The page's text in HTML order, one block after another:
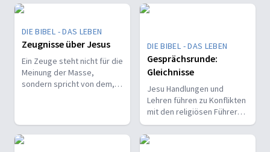
DIE BIBEL - DAS LEBEN
Zeugnisse über Jesus
Ein Zeuge steht nicht für die
Meinung der Masse,
sondern spricht von dem,
er damit der Mehrheit
DIE BIBEL - DAS LEBEN
Gesprächsrunde:
Gleichnisse
Jesu Handlungen und
Lehren führen zu Konflikten
mit den religiösen Führern.
Er bringt Klarheit in
festgefahrene
Vorstellungen und stellt